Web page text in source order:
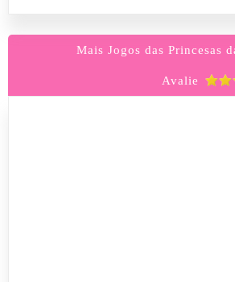
Mais Jogos das Princesas
Avalie